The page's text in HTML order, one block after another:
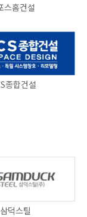
스홈건설
종합건설
삼덕스틸